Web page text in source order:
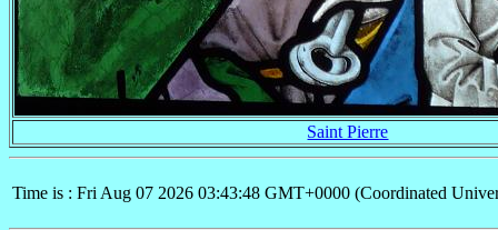
Saint Pierre
Time is : Fri Aug 07 2026 03:43:48 GMT+0000 (Coordinated